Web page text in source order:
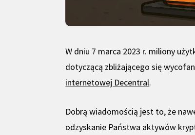
W dniu 7 marca 2023 r. miliony
dotyczącą zbliżającego się
internetowej Decentral.
Dobrą wiadomością jest to, że
odzyskanie Państwa aktywów